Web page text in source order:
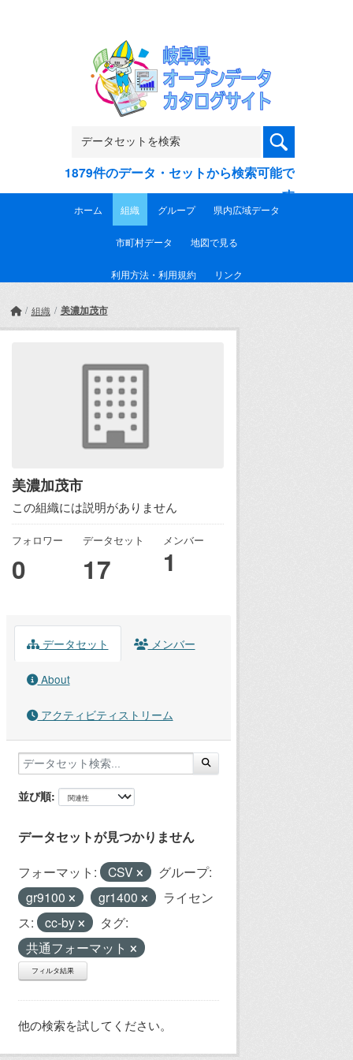
1879件のデータ・セットから検索可能で
す
ホーム 組織 グループ 県内広域データ
市町村データ 地図で見る
利用方法・利用規約 リンク
組織 美濃加茂市
美濃加茂市
この組織には説明がありません
フォロワー
0
データセット
17
メンバー
1
データセット メンバー
About
アクティビティストリーム
並び順
データセットが見つかりません
フォーマット: CSV
グループ:
gr9100
gr1400
ライセン
ス:
cc-by
タグ:
共通フォーマット
フィルタ結果
他の検索を試してください。